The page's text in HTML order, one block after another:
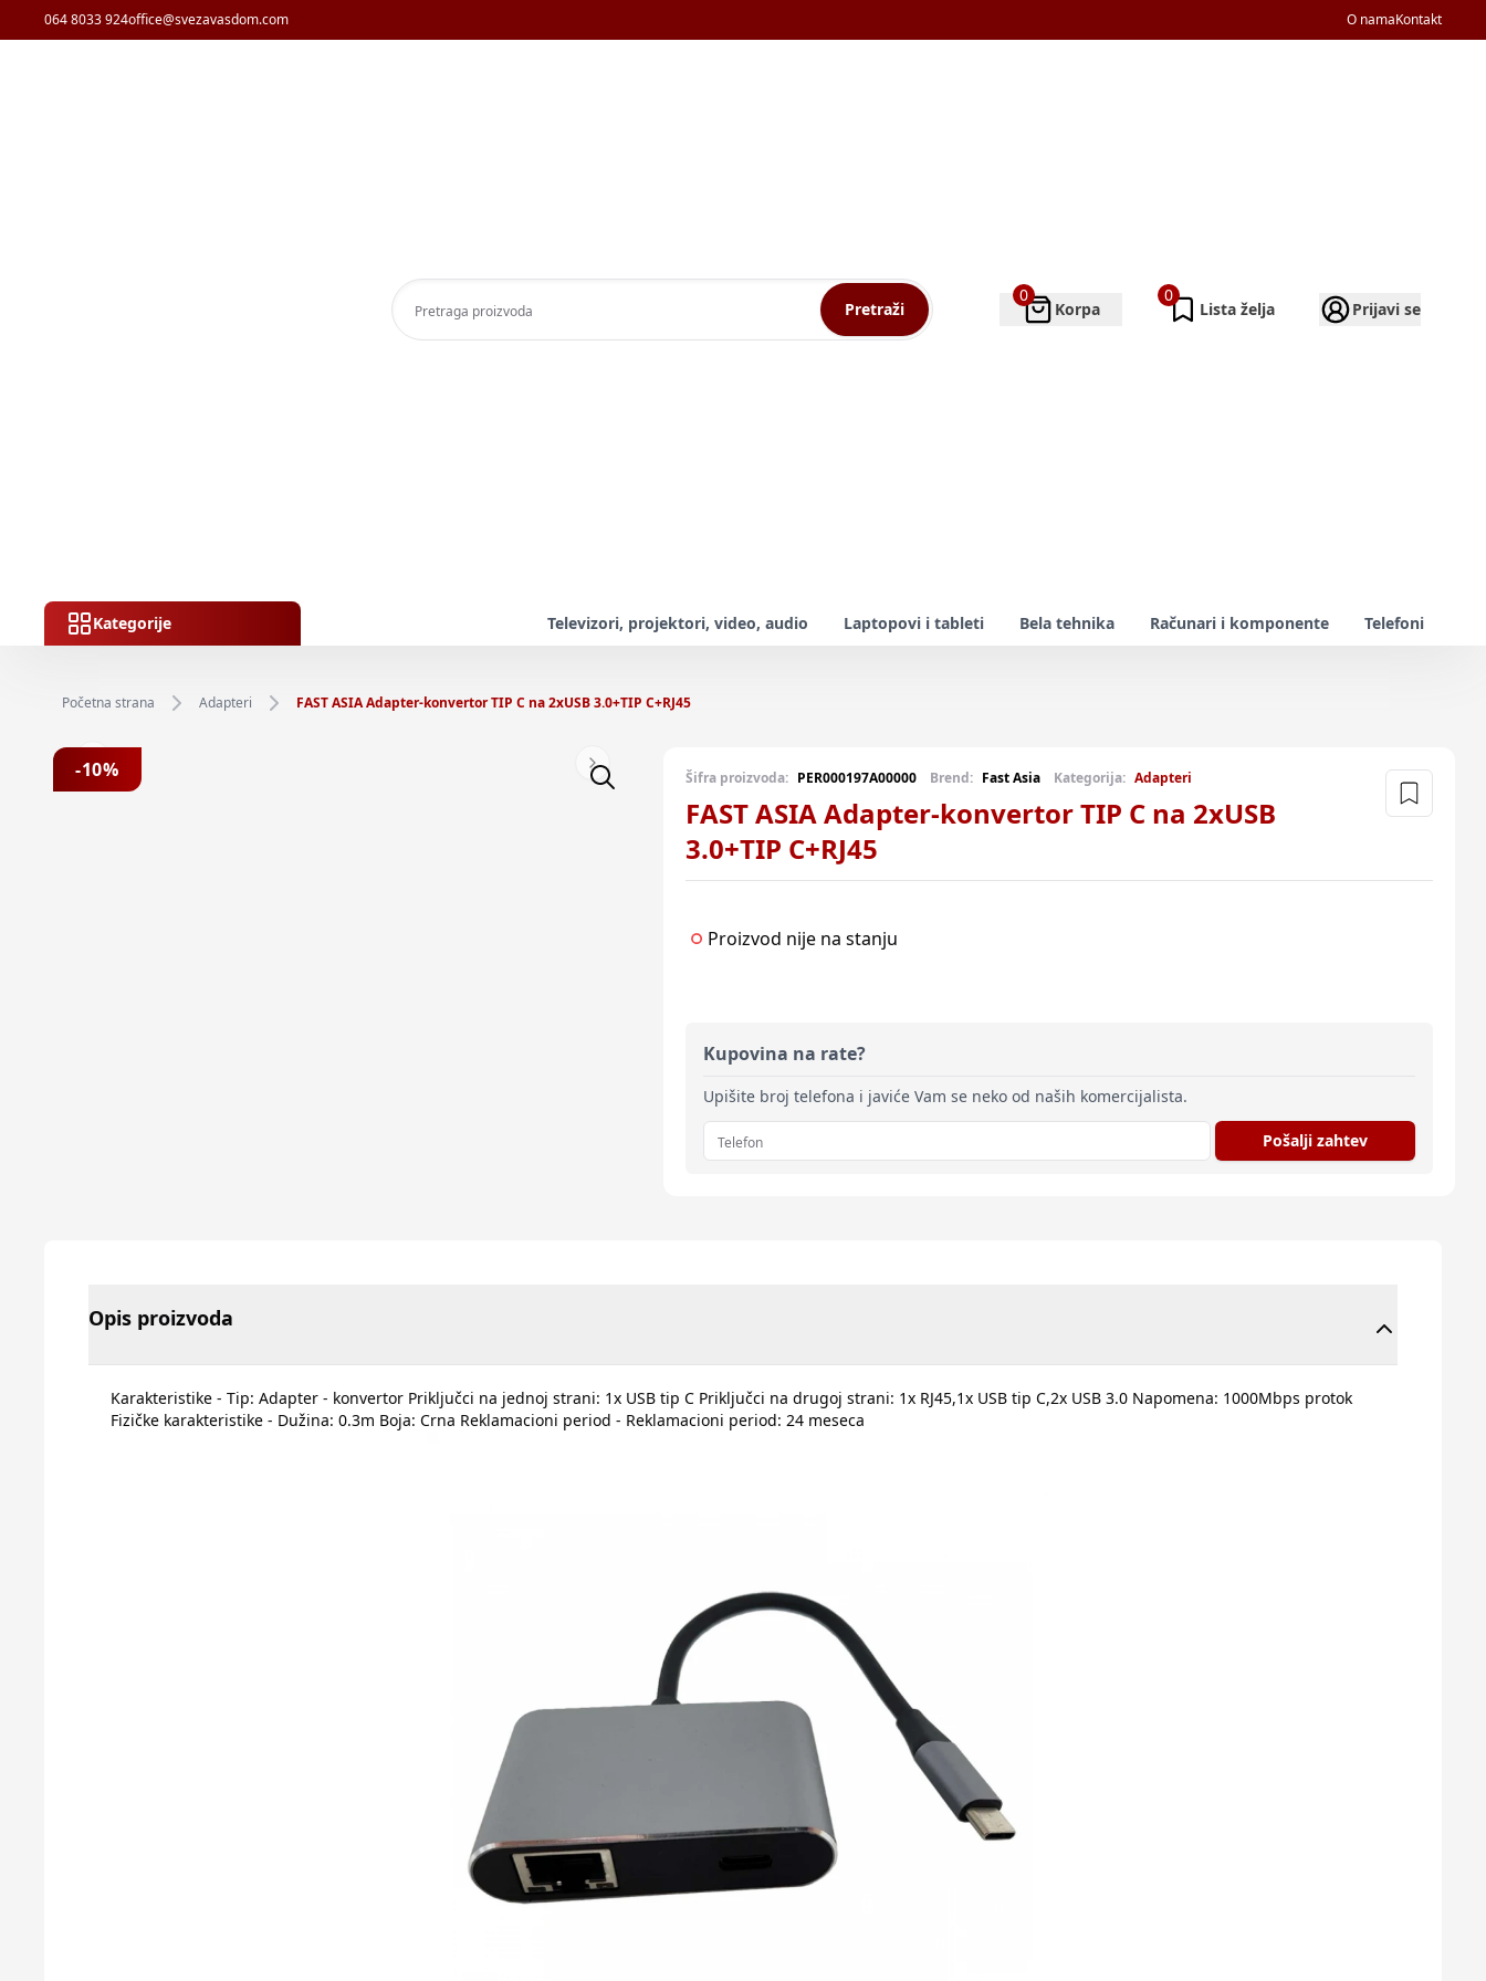
064 8033 924office@svezavasdom.com O namaKontakt
Pretraži
0
Korpa
0
Lista želja Prijavi se
Kategorije Televizori, projektori, video, audio Laptopovi i tableti Bela tehnika Računari i komponente Telefoni
Početna strana Adapteri FAST ASIA Adapter-konvertor TIP C na 2xUSB 3.0+TIP C+RJ45
Previous slide Next slide
-10% Šifra proizvoda: PER000197A00000 Brend: Fast Asia Kategorija: Adapteri
FAST ASIA Adapter-konvertor TIP C na 2xUSB
3.0+TIP C+RJ45
Proizvod nije na stanju
Kupovina na rate?
Upišite broj telefona i javiće Vam se neko od naših komercijalista.
Pošalji zahtev
Opis proizvoda
Karakteristike - Tip: Adapter - konvertor Priključci na jednoj strani: 1x USB tip C Priključci na drugoj strani: 1x RJ45,1x USB tip C,2x USB 3.0 Napomena: 1000Mbps protok
Fizičke karakteristike - Dužina: 0.3m Boja: Crna Reklamacioni period - Reklamacioni period: 24 meseca